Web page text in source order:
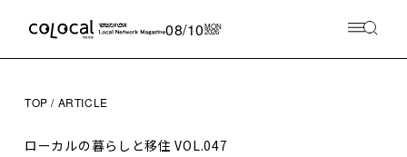
08/10MON
2026
TOP ARTICLE
ローカルの暮らしと移住VOL.047